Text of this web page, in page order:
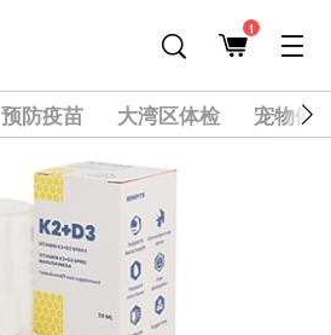
1
预防疫苗 大湾区体检 宠物健